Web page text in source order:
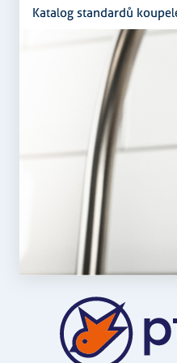
Katalog standardů